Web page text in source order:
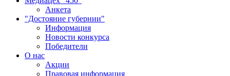
Анкета
"Достояние губернии"
Информация
Новости конкурса
Победители
О нас
Акции
Правовая информация